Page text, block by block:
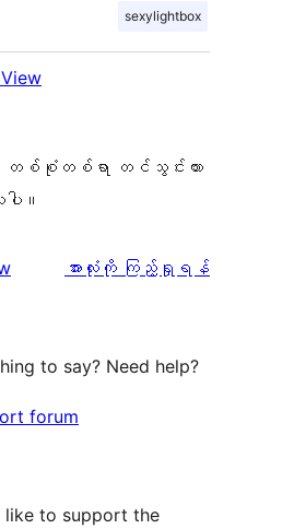
sexylightbox
တစ်စုံတစ်ရာ တင်သွင်းထား
ပါ။
သုံးသပ်
အားလုံးကို ကြည့်ရှုရန်
to say? Need help?
forum
like to support the